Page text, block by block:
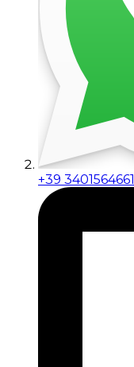
+39 3401564661